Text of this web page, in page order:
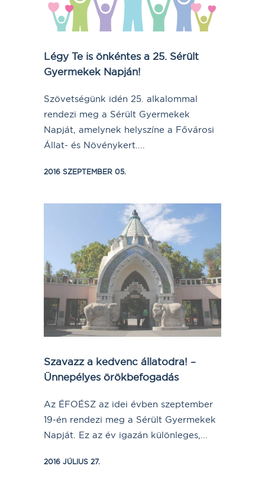
Légy Te is önkéntes a 25. Sérült
Gyermekek Napján!
Szövetségünk idén 25. alkalommal
rendezi meg a Sérült Gyermekek
Napját, amelynek helyszíne a Fővárosi
Állat- és Növénykert....
2016 SZEPTEMBER 05.
Szavazz a kedvenc állatodra! –
Ünnepélyes örökbefogadás
Az ÉFOÉSZ az idei évben szeptember
19-én rendezi meg a Sérült Gyermekek
Napját. Ez az év igazán különleges,...
2016 JÚLIUS 27.